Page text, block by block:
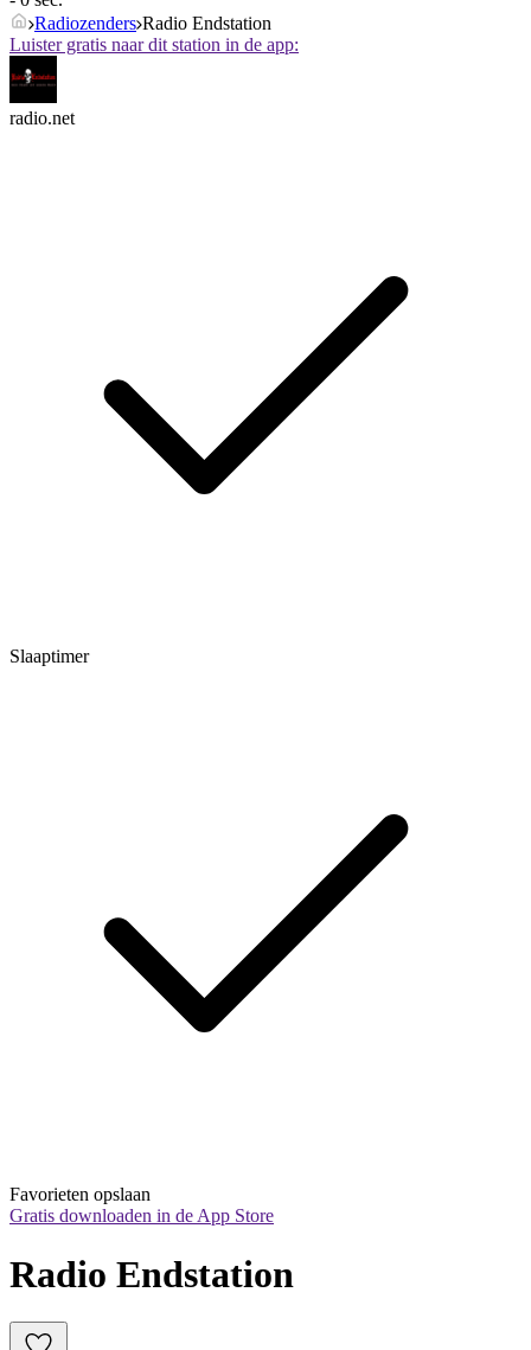
Radiozenders Radio Endstation
Luister gratis naar dit station in de app:
radio.net
Slaaptimer
Favorieten opslaan
Gratis downloaden in de App Store
Radio Endstation